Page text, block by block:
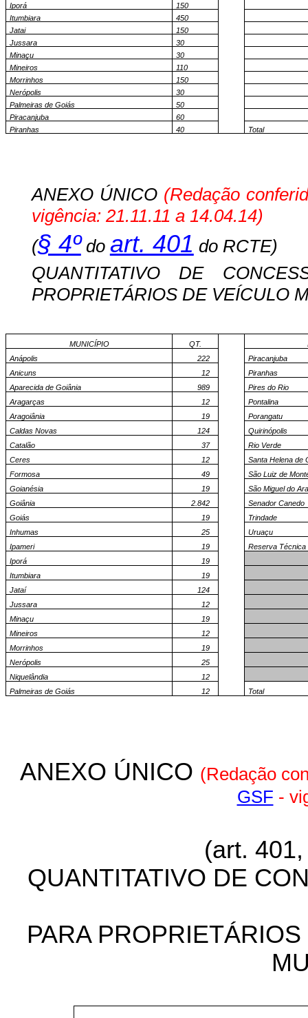
Iporá
150
Itumbiara
450
Jatai
150
Jussara
30
Minaçu
30
Mineiros
110
Morrinhos
150
Nerópolis
30
Palmeiras de Goiás
50
Piracanjuba
60
Piranhas
40 Total
ANEXO ÚNICO (Redação
vigência: 21.11.11 a 14.04.14)
(§ 4ºdo art. 401 do RCTE)
QUANTITATIVO DE
PROPRIETÁRIOS DE VEÍCULO
MUNICÍPIO QT.
Anápolis
222
Piracanjuba
Anicuns
12
Piranhas
Aparecida de Goiânia
989
Pires do Rio
Aragarças
12
Pontalina
Aragoiânia
19
Porangatu
Caldas Novas
124
Quirinópolis
Catalão
37
Rio Verde
Ceres
12
Santa Helena de
Formosa
49
São Luiz de
Goianésia
19
São Miguel do
Goiânia
2.842
Senador Canedo
Goiás
19
Trindade
Inhumas
25
Uruaçu
Ipameri
19
Reserva Técnica
Iporá
19
Itumbiara
19
Jataí
124
Jussara
12
Minaçu
19
Mineiros
12
Morrinhos
19
Nerópolis
25
Niquelândia
12
Palmeiras de Goiás
12 Total
ANEXO ÚNICO (Redação
GSF -
(art.
QUANTITATIVO DE
PARA